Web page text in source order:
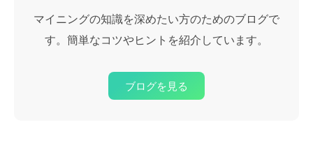
マイニングの知識を深めたい方のためのブログで
す。簡単なコツやヒントを紹介しています。
ブログを見る